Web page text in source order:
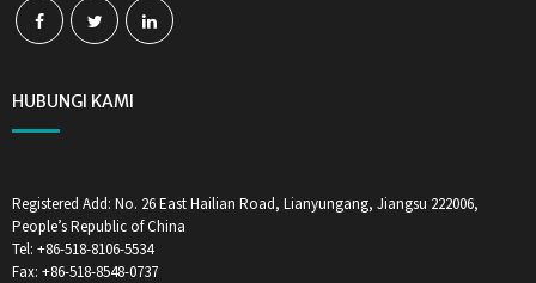
HUBUNGI KAMI
Registered Add: No. 26 East Hailian Road, Lianyungang, Jiangsu 222006,
People’s Republic of China
Tel: +86-518-8106-5534
Fax: +86-518-8548-0737